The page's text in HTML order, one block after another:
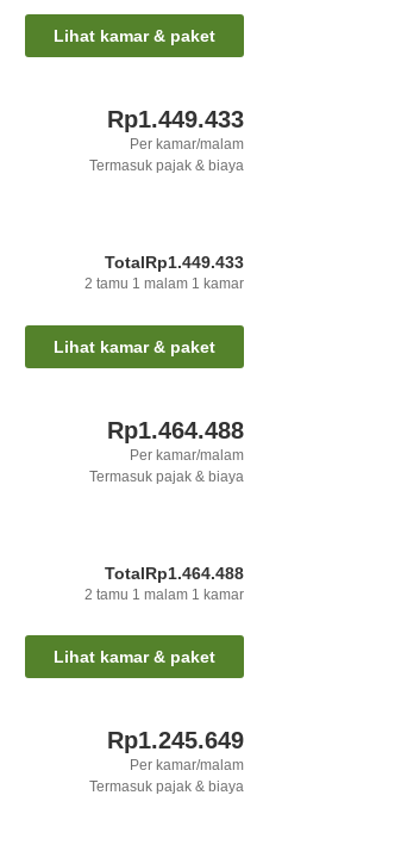
Lihat kamar & paket
Rp1.449.433
Per kamar/malam
Termasuk pajak & biaya
TotalRp1.449.433
2 tamu 1 malam 1 kamar
Lihat kamar & paket
Rp1.464.488
Per kamar/malam
Termasuk pajak & biaya
TotalRp1.464.488
2 tamu 1 malam 1 kamar
Lihat kamar & paket
Rp1.245.649
Per kamar/malam
Termasuk pajak & biaya